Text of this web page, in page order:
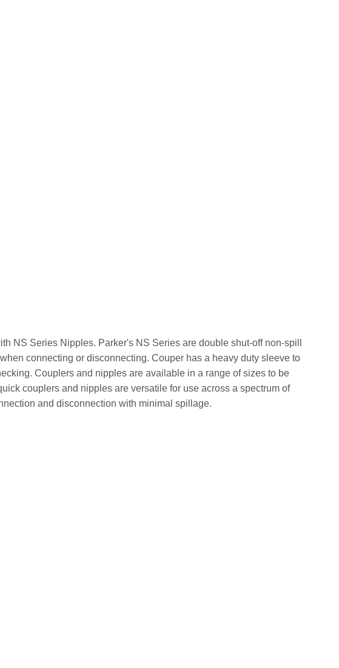
NS Series Nipples. Parker's NS Series are double shut-off non-spill
connecting or disconnecting. Couper has a heavy duty sleeve to
Couplers and nipples are available in a range of sizes to be
couplers and nipples are versatile for use across a spectrum of
and disconnection with minimal spillage.